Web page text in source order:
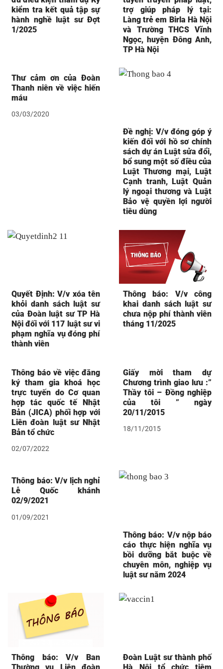
kiểm tra kết quả tập sự
hành nghề luật sư Đợt
1/2025
trợ giúp pháp lý tại:
Làng trẻ em Birla Hà Nội
và Trường THCS Vĩnh
Ngọc, huyện Đông Anh,
TP Hà Nội
Thư cảm ơn của Đoàn
Thanh niên về việc hiến
máu
03/03/2020
Đề nghị: V/v đóng góp ý
kiến đối với hồ sơ chính
sách dự án Luật sửa đổi,
bổ sung một số điều của
Luật Thương mại, Luật
Cạnh tranh, Luật Quản
lý ngoại thương và Luật
Bảo vệ quyền lợi người
tiêu dùng
Quyết Định: V/v xóa tên
khỏi danh sách luật sư
của Đoàn luật sư TP Hà
Nội đối với 117 luật sư vi
phạm nghĩa vụ đóng phí
thành viên
Thông báo: V/v công
khai danh sách luật sư
chưa nộp phí thành viên
tháng 11/2025
Thông báo về việc đăng
ký tham gia khoá học
trực tuyến do Cơ quan
hợp tác quốc tế Nhật
Bản (JICA) phối hợp với
Liên đoàn luật sư Nhật
Bản tổ chức
02/07/2022
Giấy mời tham dự
Chương trình giao lưu :”
Thầy tôi – Đồng nghiệp
của tôi ” ngày
20/11/2015
18/11/2015
Thông báo: V/v lịch nghỉ
Lễ Quốc khánh
02/9/2021
01/09/2021
Thông báo: V/v nộp báo
cáo thực hiện nghĩa vụ
bồi dưỡng bắt buộc về
chuyên môn, nghiệp vụ
luật sư năm 2024
Thông báo: V/v Ban
Đoàn Luật sư thành phố